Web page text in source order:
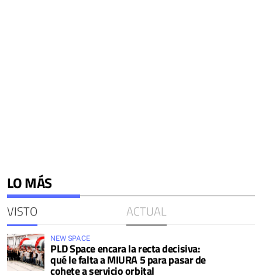
LO MÁS
VISTO ACTUAL
NEW SPACE
PLD Space encara la recta decisiva:
qué le falta a MIURA 5 para pasar de
cohete a servicio orbital